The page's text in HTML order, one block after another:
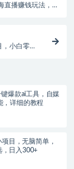
直播赚钱玩法，流
小白零成
爆款ai工具，自媒
，详细的教程
目，无脑简单，
，日入300+